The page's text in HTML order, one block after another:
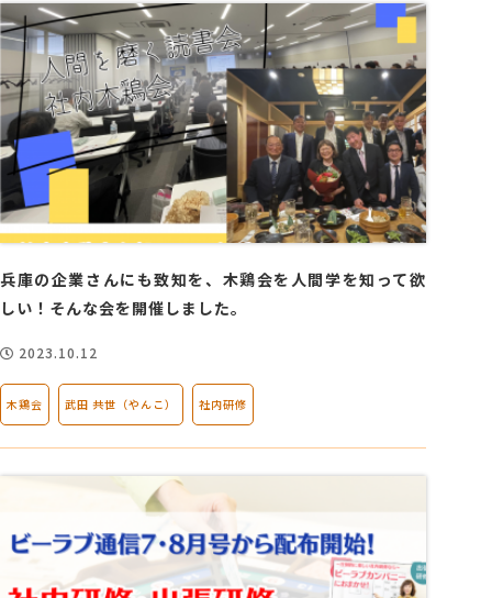
兵庫の企業さんにも致知を、木鶏会を人間学を知って欲
しい！そんな会を開催しました。
2023.10.12
木鶏会 武田 共世（やんこ） 社内研修